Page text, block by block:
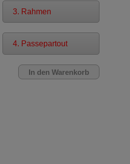
3. Rahmen
4. Passepartout